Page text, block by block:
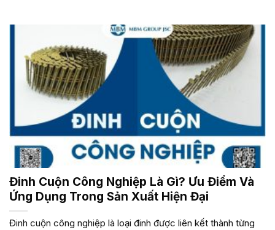
Đinh Cuộn Công Nghiệp Là Gì? Ưu Điểm Và
Ứng Dụng Trong Sản Xuất Hiện Đại
Đinh cuộn công nghiệp là loại đinh được liên kết thành từng